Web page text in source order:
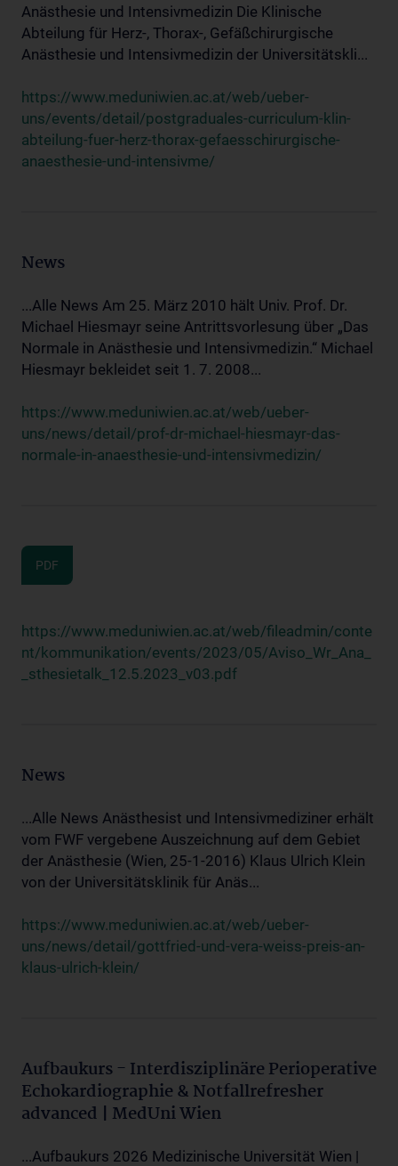
Anästhesie und Intensivmedizin Die Klinische
Abteilung für Herz-, Thorax-, Gefäßchirurgische
Anästhesie und Intensivmedizin der Universitätskli...
https://www.meduniwien.ac.at/web/ueber-
uns/events/detail/postgraduales-curriculum-klin-
abteilung-fuer-herz-thorax-gefaesschirurgische-
anaesthesie-und-intensivme/
News
...Alle News Am 25. März 2010 hält Univ. Prof. Dr.
Michael Hiesmayr seine Antrittsvorlesung über „Das
Normale in Anästhesie und Intensivmedizin.“ Michael
Hiesmayr bekleidet seit 1. 7. 2008...
https://www.meduniwien.ac.at/web/ueber-
uns/news/detail/prof-dr-michael-hiesmayr-das-
normale-in-anaesthesie-und-intensivmedizin/
PDF
https://www.meduniwien.ac.at/web/fileadmin/conte
nt/kommunikation/events/2023/05/Aviso_Wr_Ana_
_sthesietalk_12.5.2023_v03.pdf
News
...Alle News Anästhesist und Intensivmediziner erhält
vom FWF vergebene Auszeichnung auf dem Gebiet
der Anästhesie (Wien, 25-1-2016) Klaus Ulrich Klein
von der Universitätsklinik für Anäs...
https://www.meduniwien.ac.at/web/ueber-
uns/news/detail/gottfried-und-vera-weiss-preis-an-
klaus-ulrich-klein/
Aufbaukurs - Interdisziplinäre Perioperative
Echokardiographie & Notfallrefresher
advanced | MedUni Wien
...Aufbaukurs 2026 Medizinische Universität Wien |